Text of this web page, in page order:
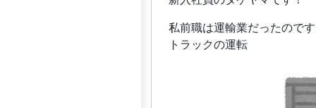
私前職は運輸業だったので
トラックの運転